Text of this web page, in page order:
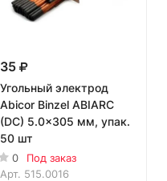
35
Угольный электрод
Abicor Binzel ABIARC
(DC) 5.0x305 мм, упак.
50 шт
0
Под заказ
Арт. 515.0016